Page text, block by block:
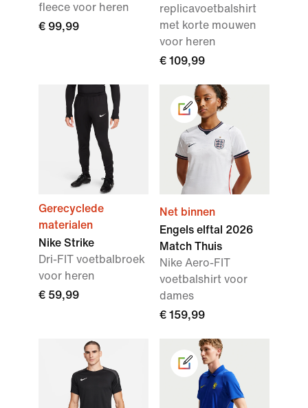
fleece voor heren
€ 99,99
replicavoetbalshirt
met korte mouwen
voor heren
€ 109,99
Gerecyclede
materialen
Nike Strike
Dri-FIT voetbalbroek
voor heren
€ 59,99
Net binnen
Engels elftal 2026
Match Thuis
Nike Aero-FIT
voetbalshirt voor
dames
€ 159,99